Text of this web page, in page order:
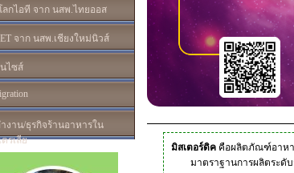
ลกไอที จาก นสพ.ไทยออส
จาก นสพ.เชียงใหม่นิวส์
ไซส์
งาน/ธุรกิจร้านอาหารใน
รเลีย
มิสเตอร์ดิคคือผลิตภัณฑ์อาหา
มาตราฐานการผลิตระดั